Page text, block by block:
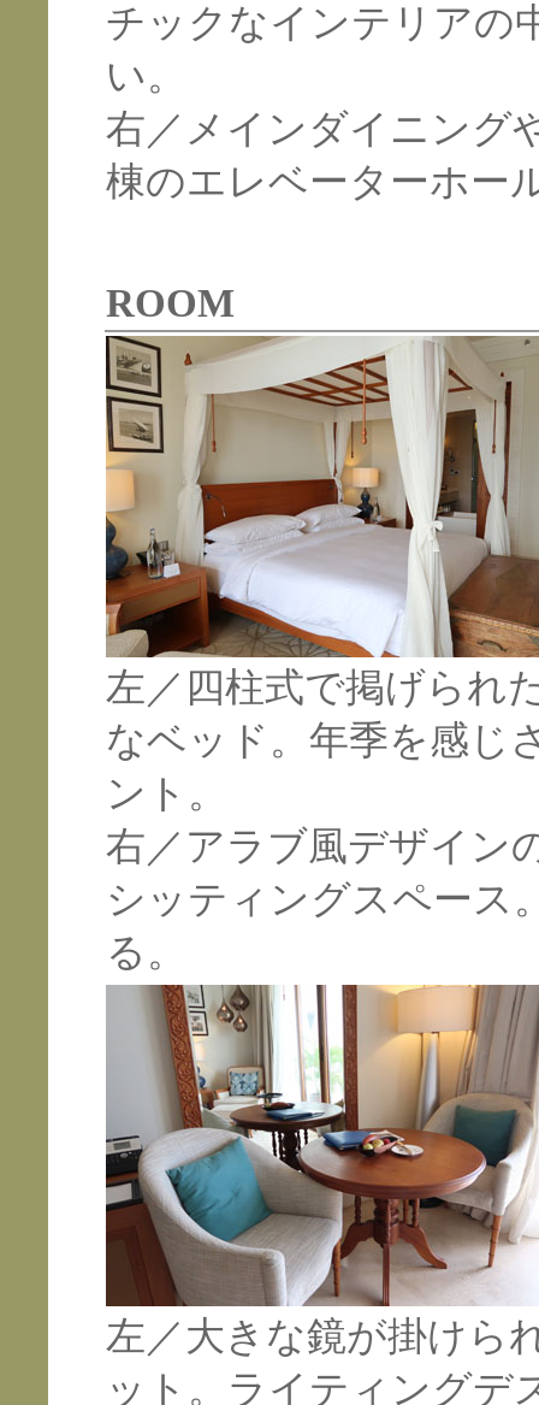
チックなインテリアの
い。
右／メインダイニング
棟のエレベーターホー
ROOM
左／四柱式で掲げられ
なベッド。年季を感じ
ント。
右／アラブ風デザイン
シッティングスペース
る。
左／大きな鏡が掛けら
ット。ライティングデ